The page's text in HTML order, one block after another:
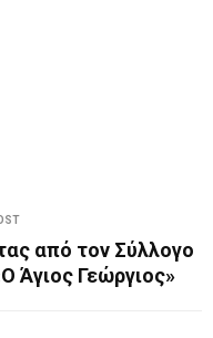
από τον Σύλλογο
Άγιος Γεώργιος»